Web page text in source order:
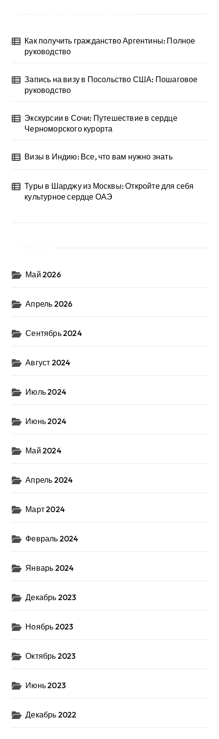
Как получить гражданство Аргентины: Полное
руководство
Запись на визу в Посольство США: Пошаговое
руководство
Экскурсии в Сочи: Путешествие в сердце
Черноморского курорта
Визы в Индию: Все, что вам нужно знать
Туры в Шарджу из Москвы: Откройте для себя
культурное сердце ОАЭ
Май 2026
Апрель 2026
Сентябрь 2024
Август 2024
Июль 2024
Июнь 2024
Май 2024
Апрель 2024
Март 2024
Февраль 2024
Январь 2024
Декабрь 2023
Ноябрь 2023
Октябрь 2023
Июнь 2023
Декабрь 2022